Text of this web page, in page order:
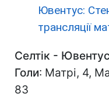
Ювентус:
трансляції
Селтік -
Голи: Матрі, 4,
83